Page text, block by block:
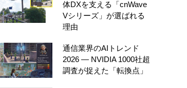
体DXを支える「cnWave
Vシリーズ」が選ばれる
理由
通信業界のAIトレンド
2026 ― NVIDIA 1000社超
調査が捉えた「転換点」